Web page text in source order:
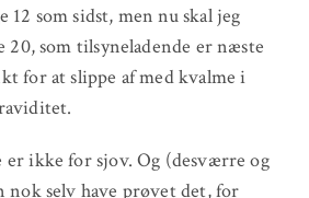
12 som sidst, men nu skal jeg
som tilsyneladende er næste
for at slippe af med kvalme i
ikke for sjov. Og (desværre og
nok selv have prøvet det, for